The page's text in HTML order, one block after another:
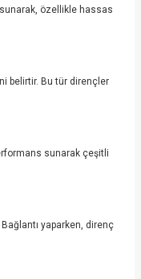
sunarak, özellikle hassas
belirtir. Bu tür dirençler
sunarak çeşitli
yaparken, direnç